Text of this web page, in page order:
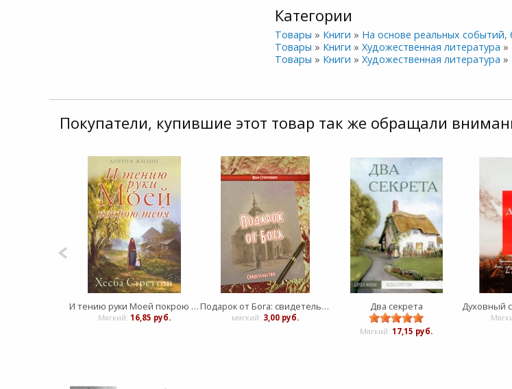
Категории
Товары » Книги » На основе реальных событий,
Товары » Книги »Художественная литература »
Товары » Книги »Художественная литература »
Покупатели, купившие этот товар так же обращали
И тению руки Моей покрою тебя - книга 2
Мягкий:16,85 руб.
Подарок от Бога: свидетельство
мягкий: 3,00 руб.
Два секрета
Мягкий:17,15 руб.